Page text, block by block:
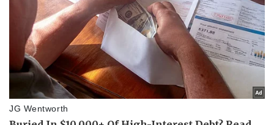
Pháp luật
Quân sự - Quốc phòng